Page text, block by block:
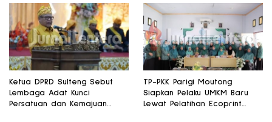
Ketua DPRD Sulteng Sebut
Lembaga Adat Kunci
Persatuan dan Kemajuan
TP-PKK Parigi Moutong
Siapkan Pelaku UMKM Baru
Lewat Pelatihan Ecoprint